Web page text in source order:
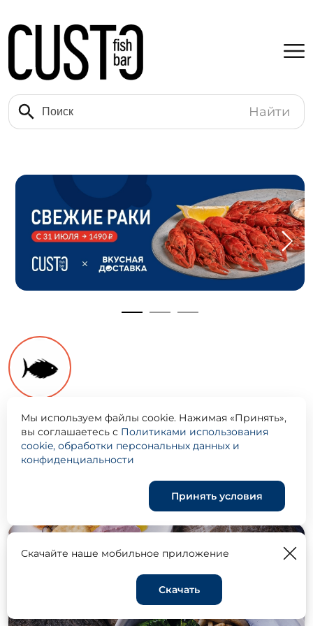
Найти
МОРЕ БРАНЧ
Мы используем файлы cookie. Нажимая «Принять»,
вы соглашаетесь с Политиками использования
cookie, обработки персональных данных и
конфиденциальности
Принять условия
Скачайте наше мобильное приложение
Скачать